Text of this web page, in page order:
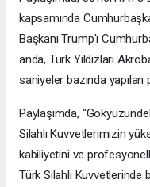
kapsamında
Başkanı Trump'ı
anda, Türk Yıldızları
saniyeler bazında
Paylaşımda,
Silahlı Kuvvetlerimizin
kabiliyetini ve
Türk Silahlı Kuvvetlerinde